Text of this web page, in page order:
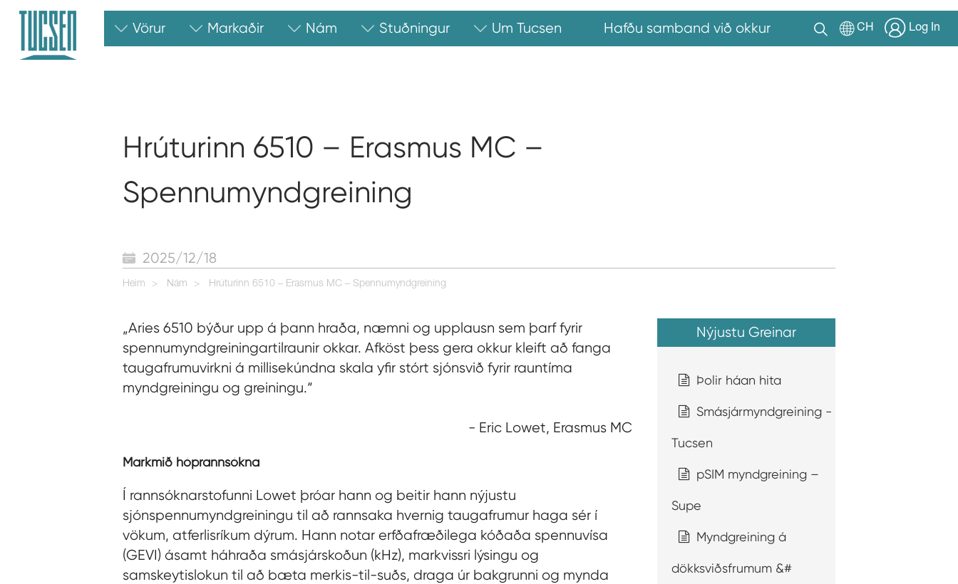
Vörur Markaðir Nám Stuðningur Um Tucsen Hafðu samband við okkur CH Log In
Hrúturinn 6510 – Erasmus MC –
Spennumyndgreining
2025/12/18
Heim Nám Hrúturinn 6510 – Erasmus MC – Spennumyndgreining
„Aries 6510 býður upp á þann hraða, næmni og upplausn sem þarf fyrir
spennumyndgreiningartilraunir okkar. Afköst þess gera okkur kleift að fanga
taugafrumuvirkni á millisekúndna skala yfir stórt sjónsvið fyrir rauntíma
myndgreiningu og greiningu.“
- Eric Lowet, Erasmus MC
Markmið hóprannsókna
Í rannsóknarstofunni Lowet þróar hann og beitir hann nýjustu
sjónspennumyndgreiningu til að rannsaka hvernig taugafrumur haga sér í
vökum, atferlisríkum dýrum. Hann notar erfðafræðilega kóðaða spennuvísa
(GEVI) ásamt háhraða smásjárskoðun (kHz), markvissri lýsingu og
samskeytislokun til að bæta merkis-til-suðs, draga úr bakgrunni og mynda
Nýjustu Greinar
Þolir háan hita
Smásjármyndgreining -
Tucsen
pSIM myndgreining –
Supe
Myndgreining á
dökksviðsfrumum &#